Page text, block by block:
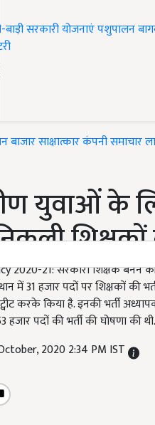
सरकारी योजनाएंपशुपालन
बाजारसाक्षात्कारकंपनी समाचार
युवाओं के
शिक्षकों
2020-21: सरकारी शिक्षक बनने
में 31 हजार पदों पर शिक्षकों की
करके किया है. इनकी भर्ती अध्यापक
पदों की भर्ती की घोषणा की
2020 2:34 PM IST